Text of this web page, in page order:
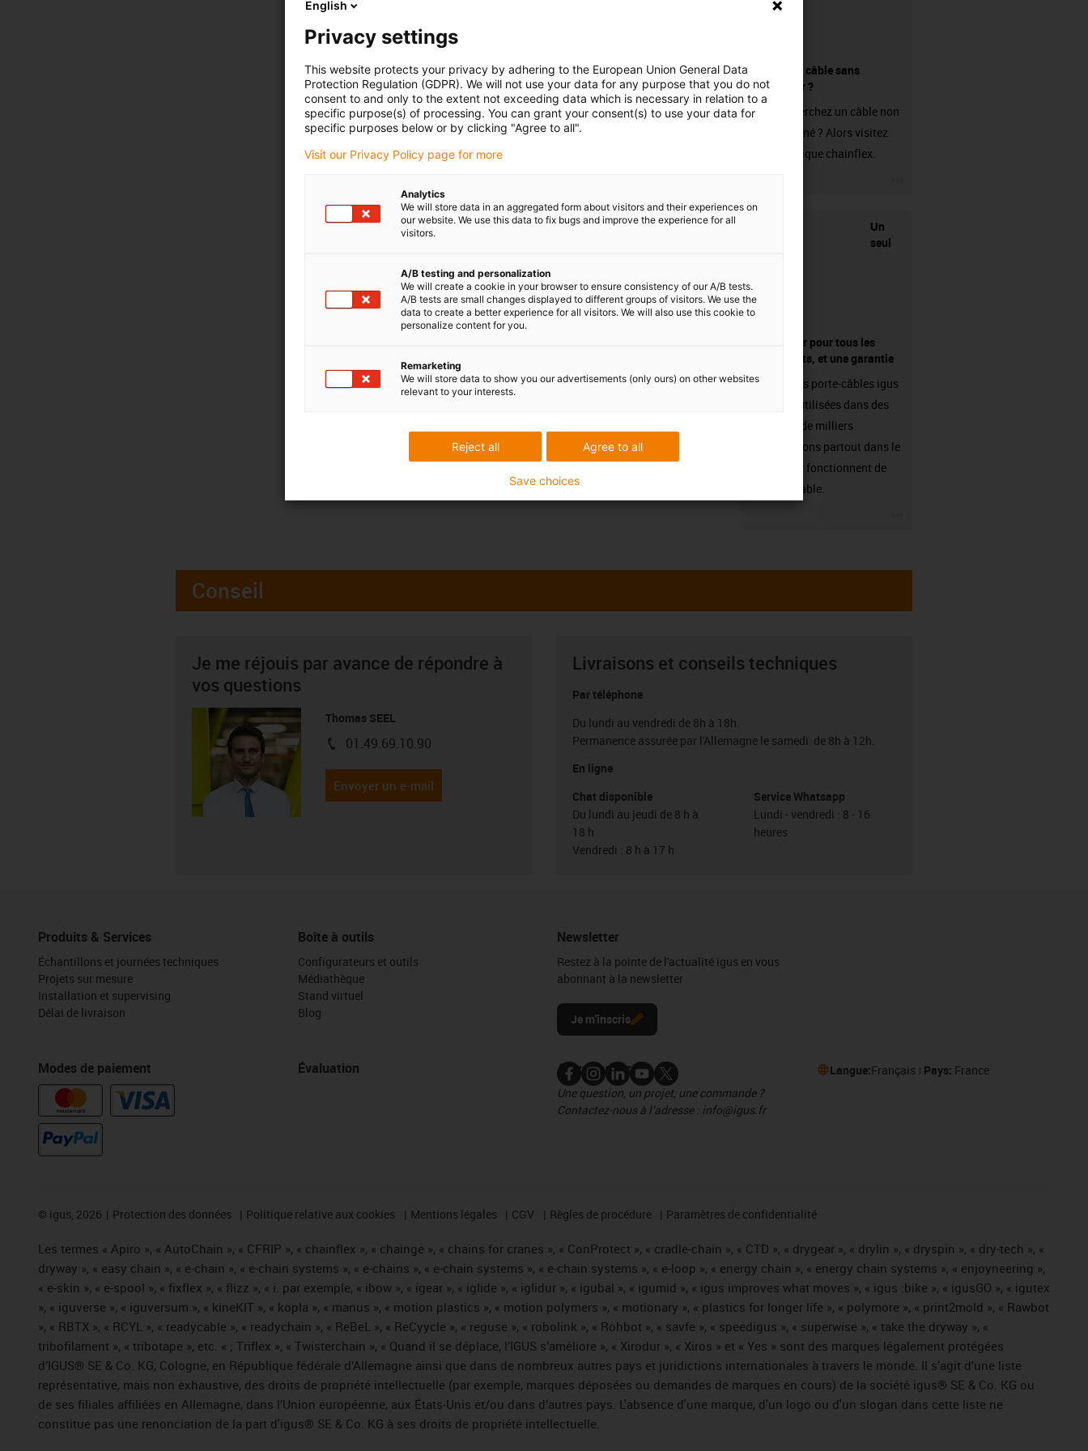
Acheter un câble sans
connecteur ?
Vous recherchez un câble non
confectionné ? Alors visitez
notre boutique chainflex.
Un
seul
fournisseur pour tous les
composants, et une garantie
Les chaînes porte-câbles igus
sont déjà utilisées dans des
centaines de milliers
d'applications partout dans le
monde et y fonctionnent de
manière fiable.
Conseil
Je me réjouis par avance de répondre à
vos questions
Thomas SEEL
igus-icon-phone
01.49.69.10.90
Envoyer un e-mail
Livraisons et conseils techniques
Par téléphone
Du lundi au vendredi de 8h à 18h.
Permanence assurée par l'Allemagne le samedi de 8h à 12h.
En ligne
Chat disponible
Du lundi au jeudi de 8 h à
18 h
Vendredi : 8 h à 17 h
Service Whatsapp
Lundi - vendredi : 8 - 16
heures
Produits & Services
Échantillons et journées techniques
Projets sur mesure
Installation et supervising
Délai de livraison
Modes de paiement
Boîte à outils
Configurateurs et outils
Médiathèque
Stand virtuel
Blog
Évaluation
Newsletter
Restez à la pointe de l'actualité igus en vous
abonnant à la newsletter
Je m'inscris
Nous contacter
Une question, un projet, une commande ?
Contactez-nous à l’adresse : info@igus.fr
Langue:Français Pays: France
© igus, 2026 Protection des données Politique relative aux cookies Mentions légales CGV Règles de procédure Paramètres de confidentialité
Les termes « Apiro », « AutoChain », « CFRIP », « chainflex », « chainge », « chains for cranes », « ConProtect », « cradle-chain », « CTD », « drygear », « drylin », « dryspin », « dry-tech », «
dryway », « easy chain », « e-chain », « e-chain systems », « e-chains », « e-chain systems », « e-chain systems », « e-loop », « energy chain », « energy chain systems », « enjoyneering »,
« e-skin », « e-spool », « fixflex », « flizz », « i. par exemple, « ibow », « igear », « iglide », « iglidur », « igubal », « igumid », « igus improves what moves », « igus :bike », « igusGO », « igutex
», « iguverse », « iguversum », « kineKIT », « kopla », « manus », « motion plastics », « motion polymers », « motionary », « plastics for longer life », « polymore », « print2mold », « Rawbot
», « RBTX », « RCYL », « readycable », « readychain », « ReBeL », « ReCyycle », « reguse », « robolink », « Rohbot », « savfe », « speedigus », « superwise », « take the dryway », «
tribofilament », « tribotape », etc. « ; Triflex », « Twisterchain », « Quand il se déplace, l’IGUS s’améliore », « Xirodur », « Xiros » et « Yes » sont des marques légalement protégées
d’IGUS® SE & Co. KG, Cologne, en République fédérale d’Allemagne ainsi que dans de nombreux autres pays et juridictions internationales à travers le monde. Il s’agit d’une liste
représentative, mais non exhaustive, des droits de propriété intellectuelle (par exemple, marques déposées ou demandes de marques en cours) de la société igus® SE & Co. KG ou
de ses filiales affiliées en Allemagne, dans l’Union européenne, aux États-Unis et/ou dans d’autres pays. L'absence d'une marque, d'un logo ou d'un slogan dans cette liste ne
constitue pas une renonciation de la part d'igus® SE & Co. KG à ses droits de propriété intellectuelle.
English
Privacy settings
This website protects your privacy by adhering to the European Union General Data
Protection Regulation (GDPR). We will not use your data for any purpose that you do not
consent to and only to the extent not exceeding data which is necessary in relation to a
specific purpose(s) of processing. You can grant your consent(s) to use your data for
specific purposes below or by clicking "Agree to all".
Visit our Privacy Policy page for more
Analytics
We will store data in an aggregated form about visitors and their experiences on
our website. We use this data to fix bugs and improve the experience for all
visitors.
A/B testing and personalization
We will create a cookie in your browser to ensure consistency of our A/B tests.
A/B tests are small changes displayed to different groups of visitors. We use the
data to create a better experience for all visitors. We will also use this cookie to
personalize content for you.
Remarketing
We will store data to show you our advertisements (only ours) on other websites
relevant to your interests.
Agree to all
Reject all
Save choices